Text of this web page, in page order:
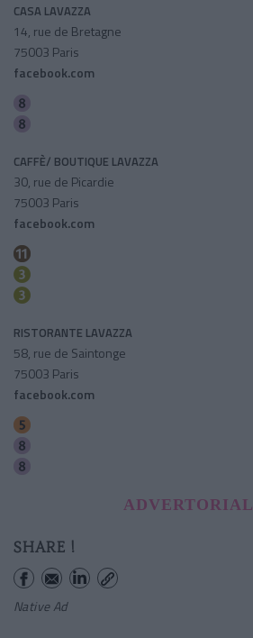
CASA LAVAZZA
14, rue de Bretagne
75003 Paris
facebook.com
CAFFÈ/ BOUTIQUE LAVAZZA
30, rue de Picardie
75003 Paris
facebook.com
RISTORANTE LAVAZZA
58, rue de Saintonge
75003 Paris
facebook.com
ADVERTORIAL
SHARE !
Native Ad